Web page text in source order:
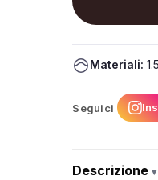
Materiali:
Seguici
Descrizione▾